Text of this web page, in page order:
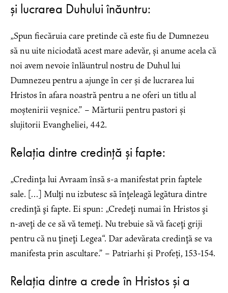
și lucrarea Duhului înăuntru:
„Spun fiecăruia care pretinde că este fiu de Dumnezeu
să nu uite niciodată acest mare adevăr, și anume acela că
noi avem nevoie înlăuntrul nostru de Duhul lui
Dumnezeu pentru a ajunge în cer și de lucrarea lui
Hristos în afara noastră pentru a ne oferi un titlu al
moștenirii veșnice.” – Mărturii pentru pastori și
slujitorii Evangheliei, 442.
Relația dintre credință și fapte:
„Credinţa lui Avraam însă s-a manifestat prin faptele
sale. […] Mulţi nu izbutesc să înţeleagă legătura dintre
credinţă şi fapte. Ei spun: „Credeţi numai în Hristos şi
n-aveţi de ce să vă temeţi. Nu trebuie să vă faceţi griji
pentru că nu ţineţi Legea“. Dar adevărata credinţă se va
manifesta prin ascultare.” – Patriarhi și Profeți, 153-154.
Relația dintre a crede în Hristos și a